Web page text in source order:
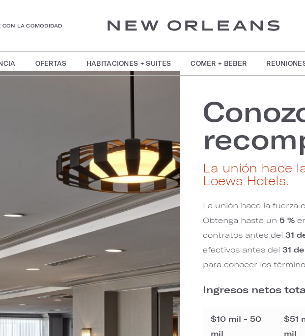
CON LA COMODIDAD
OFERTAS HABITACIONES + SUITES COMER + BEBER
La unión hace
Loews Hotels.
La unión hace la fuerza
Obtenga hasta un 5 %
contratos antes del31
efectivos antes del31
para conocer los
Ingresos netos
$10 mil - 50
mil
$51
mil